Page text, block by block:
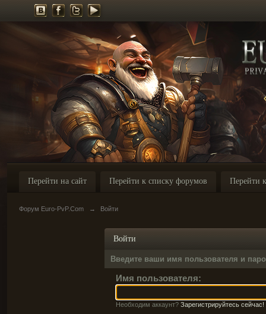
Перейти на сайт Перейти к списку форумов Перейти
Форум Euro-PvP.Com → Войти
Войти
Введите ваши имя пользователя и
Имя пользователя:
Необходим аккаунт? Зарегистрируйтесь сейчас!